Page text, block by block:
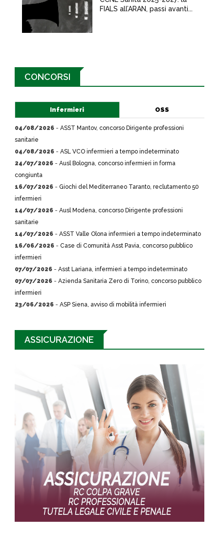
FIALS all’ARAN, passi avanti...
CONCORSI
Infermieri OSS
04/08/2026 - ASST Mantov, concorso Dirigente professioni
sanitarie
04/08/2026 - ASL VCO infermieri a tempo indeterminato
24/07/2026 - Ausl Bologna, concorso infermieri in forma
congiunta
16/07/2026 - Giochi del Mediterraneo Taranto, reclutamento 50
infermieri
14/07/2026 - Ausl Modena, concorso Dirigente professioni
sanitarie
14/07/2026 - ASST Valle Olona infermieri a tempo indeterminato
16/06/2026 - Case di Comunità Asst Pavia, concorso pubblico
infermieri
07/07/2026 - Asst Lariana, infermieri a tempo indeterminato
07/07/2026 - Azienda Sanitaria Zero di Torino, concorso pubblico
infermieri
23/06/2026 - ASP Siena, avviso di mobilità infermieri
ASSICURAZIONE